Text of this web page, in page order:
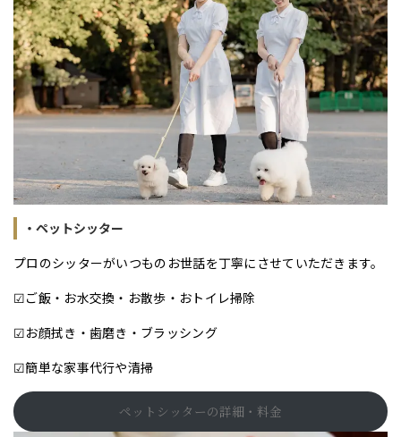
・ペットシッター
プロのシッターがいつものお世話を丁寧にさせていただきます。
☑ご飯・お水交換・お散歩・おトイレ掃除
☑お顔拭き・歯磨き・ブラッシング
☑簡単な家事代行や清掃
ペットシッターの詳細・料金